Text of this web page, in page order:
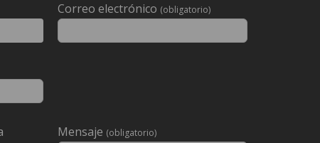
Correo electrónico (obligatorio)
Mensaje (obligatorio)